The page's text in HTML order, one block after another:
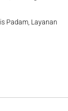
Padam, Layanan